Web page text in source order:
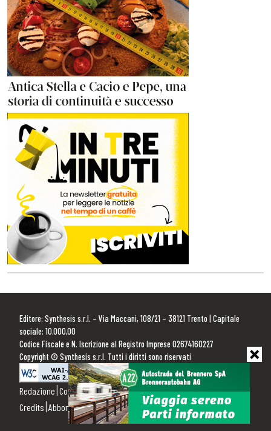
Editore: Synthesis s.r.l. – Via Maccani, 108/21 – 38121 Trento | Capitale
sociale: 10.000,00
Codice Fiscale e N. Iscrizione al Registro Imprese 02674160227
Copyright © Synthesis s.r.l. Tutti i diritti sono riservati
Redazione Contattaci Pubblicità Privacy Policy Cookie Policy
Credits Abbonamenti